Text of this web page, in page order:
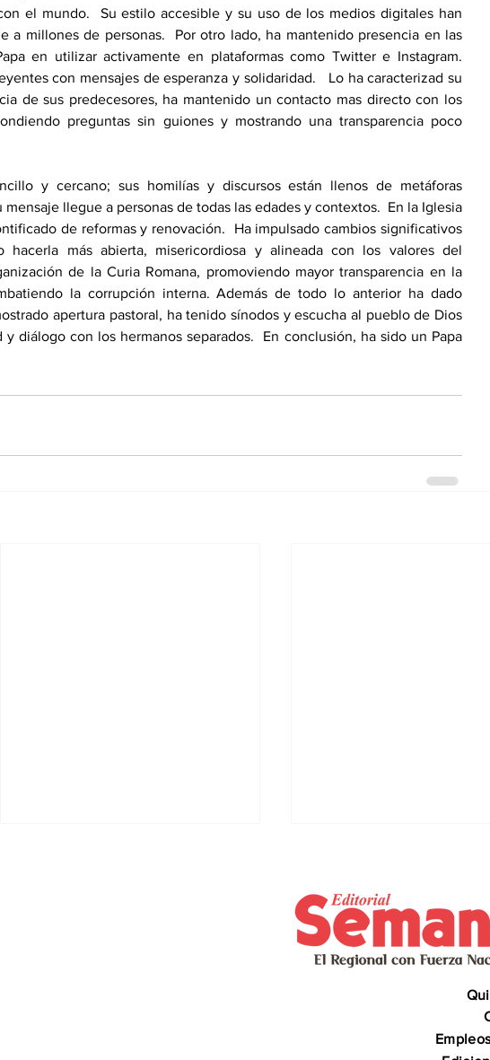
el mundo.  Su estilo accesible y su uso de los medios digitales han
a millones de personas.  Por otro lado, ha mantenido presencia en las
en utilizar activamente en plataformas como Twitter e Instagram.
con mensajes de esperanza y solidaridad.   Lo ha caracterizad su
de sus predecesores, ha mantenido un contacto mas directo con los
preguntas sin guiones y mostrando una transparencia poco
y cercano; sus homilías y discursos están llenos de metáforas
llegue a personas de todas las edades y contextos.  En la Iglesia
de reformas y renovación.  Ha impulsado cambios significativos
hacerla más abierta, misericordiosa y alineada con los valores del
de la Curia Romana, promoviendo mayor transparencia en la
la corrupción interna. Además de todo lo anterior ha dado
apertura pastoral, ha tenido sínodos y escucha al pueblo de Dios
diálogo con los hermanos separados.  En conclusión, ha sido un Papa